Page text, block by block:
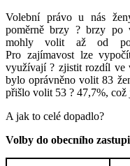
Volební právo u nás
poměrně brzy ? brzy po
mohly volit až od
Pro zajímavost lze
využívají ? zjistit rozdíl ve
bylo oprávněno volit 83
přišlo volit 53 ? 47,7%, což
A jak to celé dopadlo?
Volby do obecního